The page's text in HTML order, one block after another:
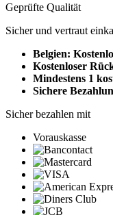
Geprüfte Qualität
Sicher und vertraut
Belgien:
Kostenloser
Mindestens 1
Sichere
Sicher bezahlen mit
Vorauskasse